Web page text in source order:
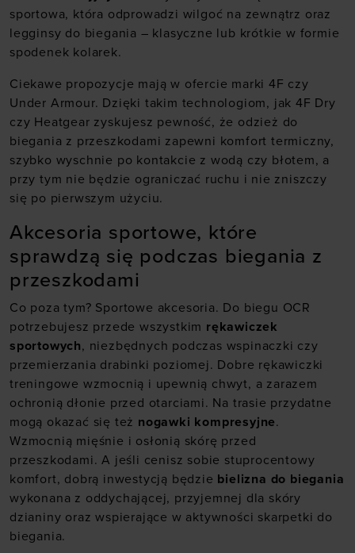
sportowa, która odprowadzi wilgoć na zewnątrz oraz
legginsy do biegania – klasyczne lub krótkie w formie
spodenek kolarek.
Ciekawe propozycje mają w ofercie marki 4F czy
Under Armour. Dzięki takim technologiom, jak 4F Dry
czy Heatgear zyskujesz pewność, że odzież do
biegania z przeszkodami zapewni komfort termiczny,
szybko wyschnie po kontakcie z wodą czy błotem, a
przy tym nie będzie ograniczać ruchu i nie zniszczy
się po pierwszym użyciu.
Akcesoria sportowe, które
sprawdzą się podczas biegania z
przeszkodami
Co poza tym? Sportowe akcesoria. Do biegu OCR
potrzebujesz przede wszystkim rękawiczek
sportowych, niezbędnych podczas wspinaczki czy
przemierzania drabinki poziomej. Dobre rękawiczki
treningowe wzmocnią i upewnią chwyt, a zarazem
ochronią dłonie przed otarciami. Na trasie przydatne
mogą okazać się też nogawki kompresyjne.
Wzmocnią mięśnie i osłonią skórę przed
przeszkodami. A jeśli cenisz sobie stuprocentowy
komfort, dobrą inwestycją będzie bielizna do biegania
wykonana z oddychającej, przyjemnej dla skóry
dzianiny oraz wspierające w aktywności skarpetki do
biegania.